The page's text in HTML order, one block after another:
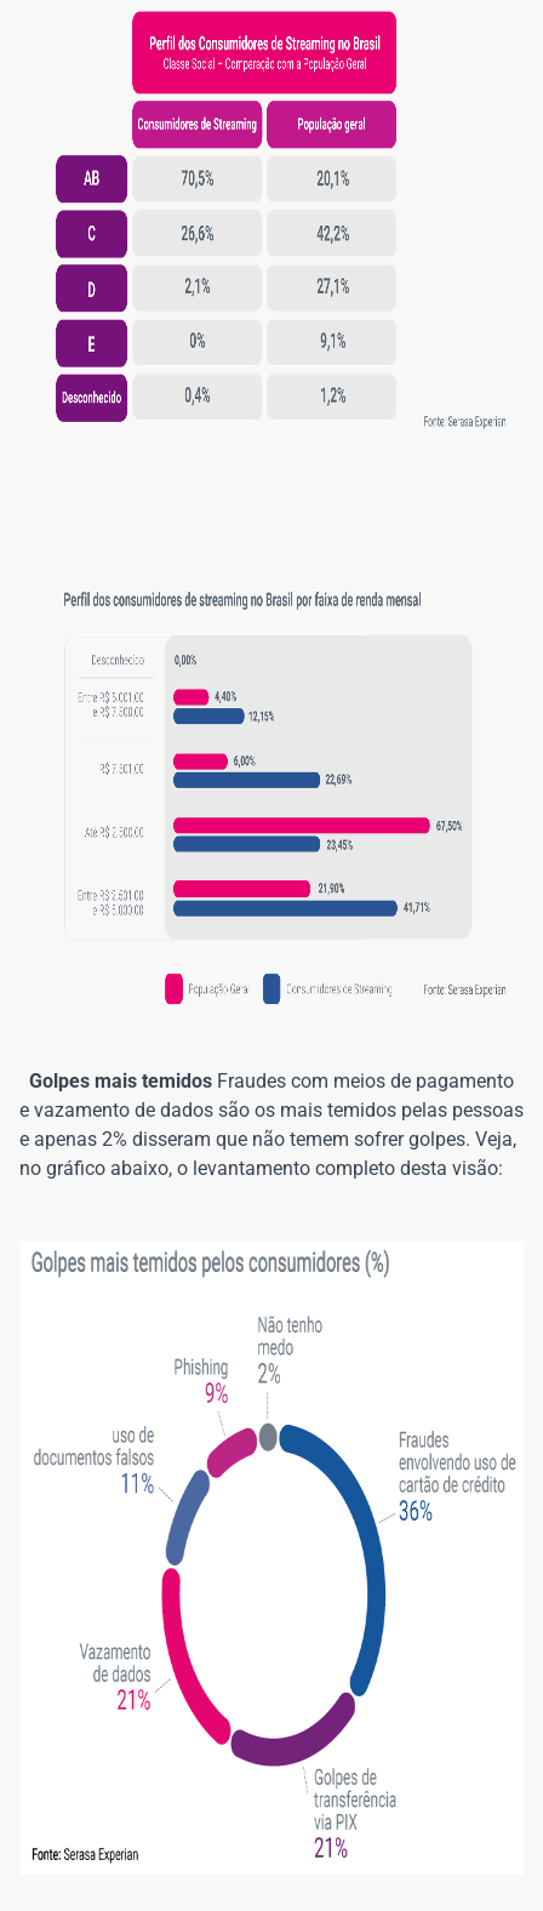
Golpes mais temidos Fraudes com meios de pagamento
e vazamento de dados são os mais temidos pelas pessoas
e apenas 2% disseram que não temem sofrer golpes. Veja,
no gráfico abaixo, o levantamento completo desta visão: